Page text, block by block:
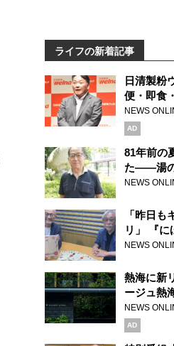
ライフの新着記事
日清製粉
便・即食
展開 「マ
ブランド
NEWS
AD
81年前の
た――湯
り継ぐ男
NEWS
「昨日も
リ」 『に
見つけた
NEWS
熱海に新
ージュ熱
NEWS
AD